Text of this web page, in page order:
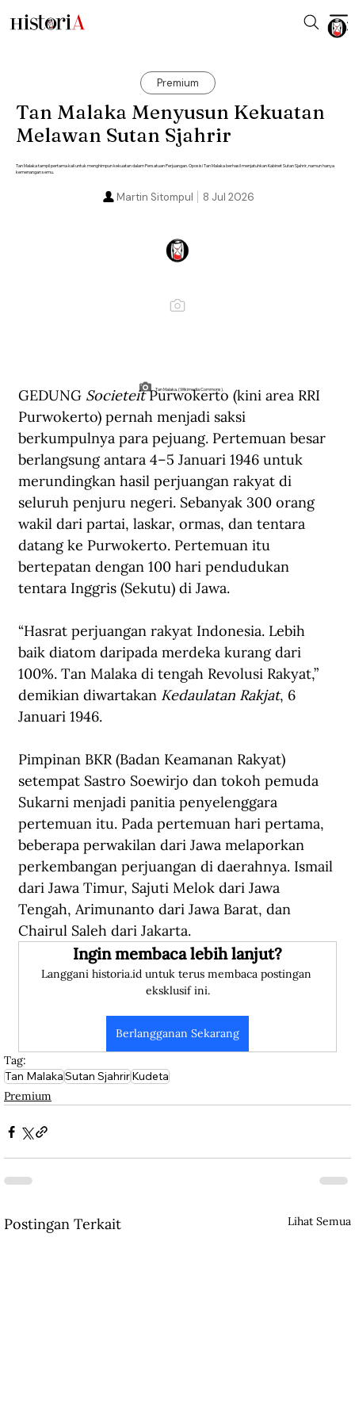
Premium
Tan Malaka Menyusun Kekuatan
Melawan Sutan Sjahrir
Tan Malaka tampil pertama kali untuk menghimpun kekuatan dalam Persatuan Perjuangan. Oposisi Tan Malaka berhasil menjatuhkan Kabinet Sutan Sjahrir, namun hanya
kemenangan semu.
8 Jul 2026
Martin Sitompul
Tan Malaka. (Wikimedia Commons).
GEDUNG Societeit Purwokerto (kini area RRI
Purwokerto) pernah menjadi saksi
berkumpulnya para pejuang. Pertemuan besar
berlangsung antara 4–5 Januari 1946 untuk
merundingkan hasil perjuangan rakyat di
seluruh penjuru negeri. Sebanyak 300 orang
wakil dari partai, laskar, ormas, dan tentara
datang ke Purwokerto. Pertemuan itu
bertepatan dengan 100 hari pendudukan
tentara Inggris (Sekutu) di Jawa.
“Hasrat perjuangan rakyat Indonesia. Lebih
baik diatom daripada merdeka kurang dari
100%. Tan Malaka di tengah Revolusi Rakyat,”
demikian diwartakan Kedaulatan Rakjat, 6
Januari 1946.
Pimpinan BKR (Badan Keamanan Rakyat)
setempat Sastro Soewirjo dan tokoh pemuda
Sukarni menjadi panitia penyelenggara
pertemuan itu. Pada pertemuan hari pertama,
beberapa perwakilan dari Jawa melaporkan
perkembangan perjuangan di daerahnya. Ismail
dari Jawa Timur, Sajuti Melok dari Jawa
Tengah, Arimunanto dari Jawa Barat, dan
Chairul Saleh dari Jakarta.
Ingin membaca lebih lanjut?
Langgani historia.id untuk terus membaca postingan
eksklusif ini.
Berlangganan Sekarang
Tag:
Tan MalakaSutan SjahrirKudeta
Premium
Postingan Terkait Lihat Semua